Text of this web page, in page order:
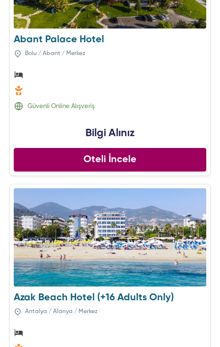
Abant Palace Hotel
Bolu / Abant / Merkez
Güvenli Online Alışveriş
Bilgi Alınız
Oteli İncele
Azak Beach Hotel (+16 Adults Only)
Antalya / Alanya / Merkez